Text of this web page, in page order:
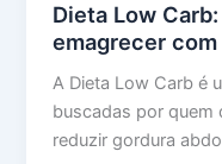
Dieta Low
emagrecer com
A Dieta Low Carb é
buscadas por quem
reduzir gordura